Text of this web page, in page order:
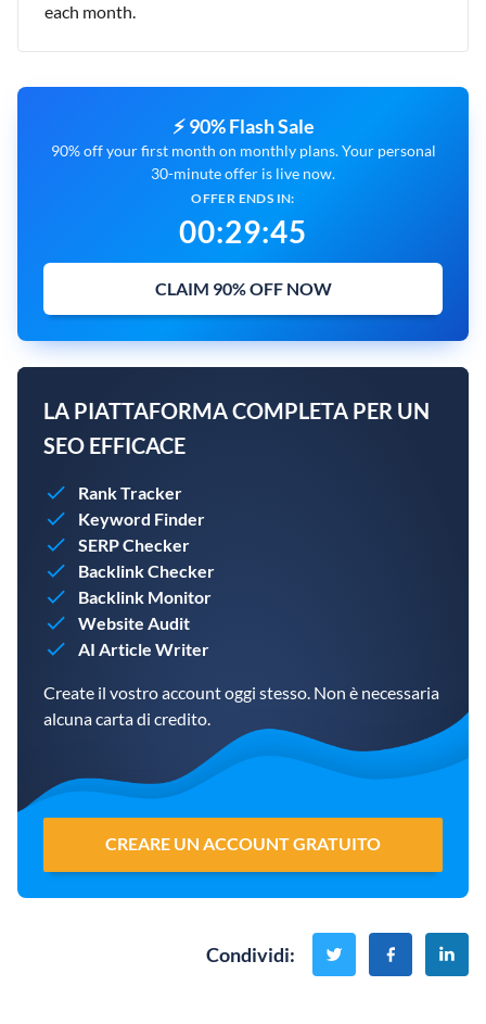
each month.
⚡ 90% Flash Sale
90% off your first month on monthly plans. Your personal
30-minute offer is live now.
OFFER ENDS IN:
00:29:45
CLAIM 90% OFF NOW
LA PIATTAFORMA COMPLETA PER UN
SEO EFFICACE
Rank Tracker
Keyword Finder
SERP Checker
Backlink Checker
Backlink Monitor
Website Audit
AI Article Writer
Create il vostro account oggi stesso. Non è necessaria
alcuna carta di credito.
CREARE UN ACCOUNT GRATUITO
Condividi: